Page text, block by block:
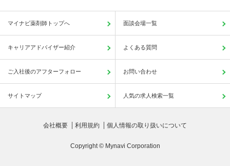
マイナビ薬剤師トップへ 面談会場一覧
キャリアアドバイザー紹介 よくある質問
ご入社後のアフターフォロー お問い合わせ
サイトマップ 人気の求人検索一覧
会社概要 利用規約 個人情報の取り扱いについて
Copyright © Mynavi Corporation